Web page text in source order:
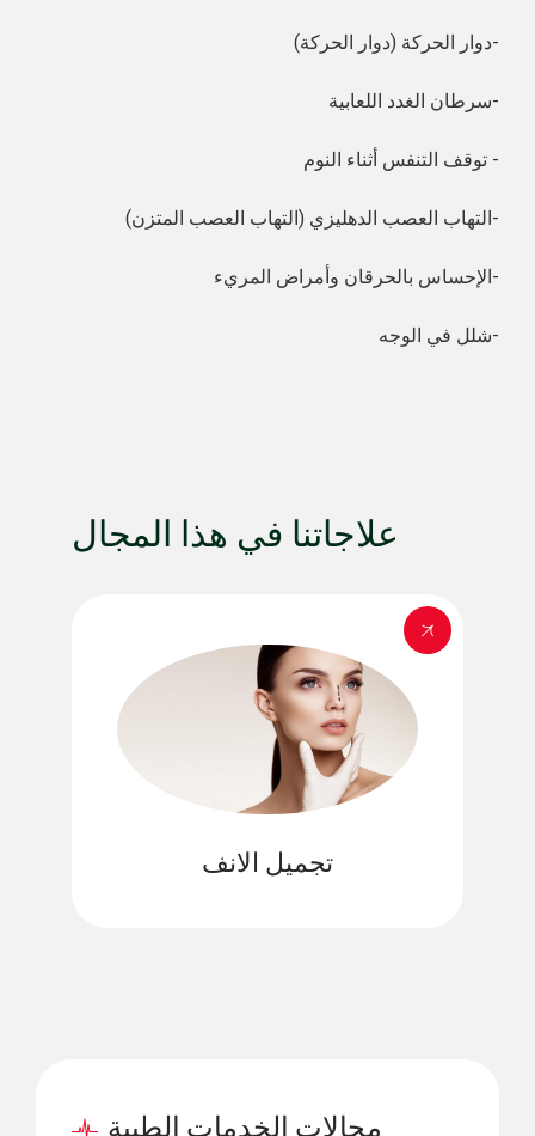
دوار الحركة (دوار الحركة)-
سرطان الغدد اللعابية-
توقف التنفس أثناء النوم -
التهاب العصب الدهليزي (التهاب العصب المتزن)-
الإحساس بالحرقان وأمراض المريء-
شلل في الوجه-
علاجاتنا في هذا المجال
تجميل الانف
مجالات الخدمات الطبية